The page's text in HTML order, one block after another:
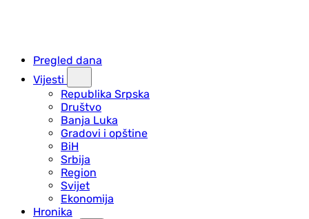
Pregled dana
Vijesti
Republika Srpska
Društvo
Banja Luka
Gradovi i opštine
BiH
Srbija
Region
Svijet
Ekonomija
Hronika